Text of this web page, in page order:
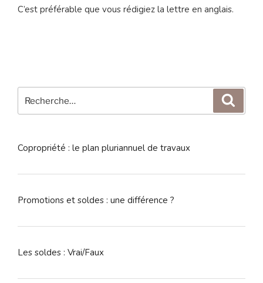
C’est préférable que vous rédigiez la lettre en anglais.
pour
Copropriété : le plan pluriannuel de travaux
Promotions et soldes : une différence ?
Les soldes : Vrai/Faux